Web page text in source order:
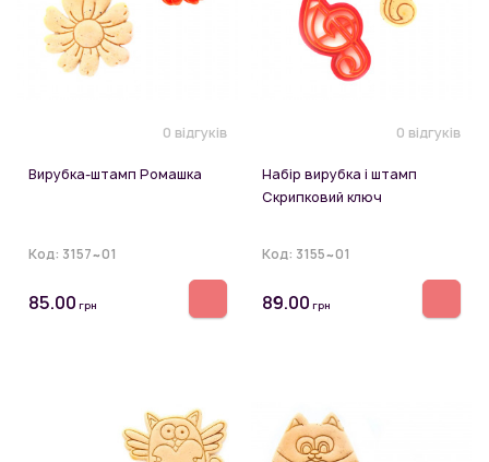
0 відгуків
Вирубка-штамп Ромашка
Код: 3157~01
85.00 грн
0 відгуків
Набір вирубка і штамп
Скрипковий ключ
Код: 3155~01
89.00 грн